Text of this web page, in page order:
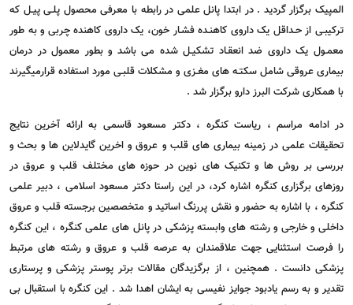
المپیک برگزار گردید . در ابتدا پانل علمی در رابطه با معرفی محصول پلـى پیـل که
ترکیبـى از حـداقل یک داروى کاهنـده فشـار خون، یک داروى کاهنده چربى و به طور
معمـول یک داروى ضد انعقـاد تشکیـل شده می باشد و بطور معمول در درمان
بیمارى عروقى شامل سکتـه هاى مغـزى و مشکلات قلبـى مورد استفاده قرارمیگیرند
با همکاری شرکت البرز دارو برگزار شد .
در ادامه مراسم ، ریاست کنگره ، دکتر مسعود قاسمی به ارائه آخرین نتایج
تحقیقات علمی در زمینه بیماری های قلب و عروق و اخرین گایدلاین ها و بحث و
بررسی بر روش ها و تکنیک های نوین در حوزه های مختلف قلب و عروق در
روزهای برگزاری کنگره اشاره کرد، در این راستا دکتر مسعود اسلامی ، دبیر علمی
کنگره ، با اشاره به حضور و نقش پررنگ اساتید و متخصصین برجسته قلب و عروق
داخلی و خارجی و رشته های وابسته پزشکی در پانل های علمی کنگره ، این کنگره
را فرصت استثنایی جهت علاقمندان به عرصه قلب و عروق و رشته های مرتبط
پزشکی دانست . همچنین ، از برگزیدگان مقالات برتر پوستر پزشکی و پرستاری
تقدیر و به رسم یادبود جوایز نفیسی به ایشان اهدا شد . این کنگره با استقبال بی